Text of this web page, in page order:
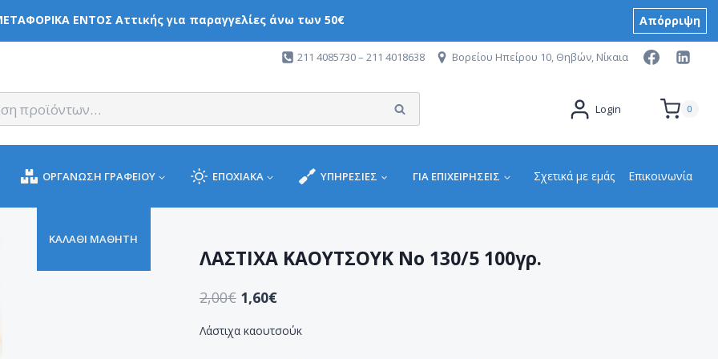
ΕΝΤΟΣ Αττικής για παραγγελίες άνω των 50€ Απόρριψη
211 4085730 – 211 4018638 Βορείου Ηπείρου 10, Θηβών, Νίκαια
Αναζήτηση Login 0
ΟΡΓΑΝΩΣΗ ΓΡΑΦΕΙΟΥ ΕΠΟΧΙΑΚΑ ΥΠΗΡΕΣΙΕΣ ΓΙΑ ΕΠΙΧΕΙΡΉΣΕΙΣ
ΚΑΛΑΘΙ ΜΑΘΗΤΗ
Σχετικά με εμάς Επικοινωνία
ΛΑΣΤΙΧΑ ΚΑΟΥΤΣΟΥΚ Νο 130/5 100γρ.
2,00€ 1,60€
Λάστιχα καουτσούκ